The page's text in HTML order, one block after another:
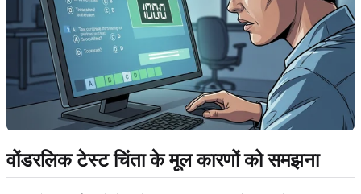
वोंडरलिक टेस्ट चिंता के मूल कारणों को समझना